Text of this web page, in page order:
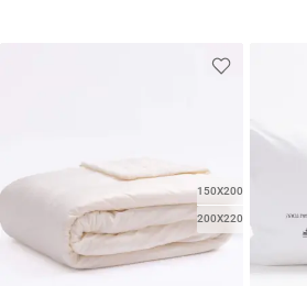
150X200
200X220